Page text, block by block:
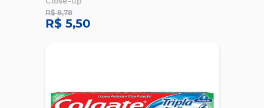
R$ 8,78
R$ 5,50